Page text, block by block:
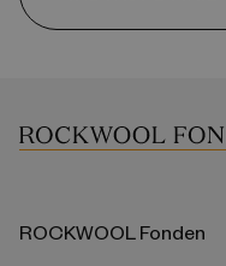
ROCKWOOL Fonden